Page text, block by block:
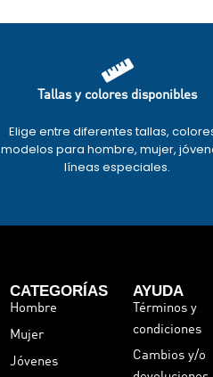
Tallas y colores disponibles
Elige entre diferentes tallas,
modelos para hombre, mujer,
líneas especiales.
CATEGORÍAS
Hombre
Mujer
Jóvenes
AYUDA
Términos y
condiciones
Cambios y/o